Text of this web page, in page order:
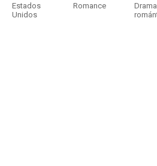
Estados
Unidos
Romance
Drama